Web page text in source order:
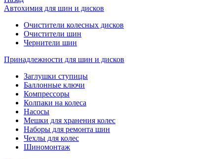
Автохимия для шин и дисков
Очистители колесных дисков
Очистители шин
Чернители шин
Принадлежности для шин и дисков
Заглушки ступицы
Баллонные ключи
Компрессоры
Колпаки на колеса
Насосы
Мешки для хранения колес
Наборы для ремонта шин
Чехлы для колес
Шиномонтаж